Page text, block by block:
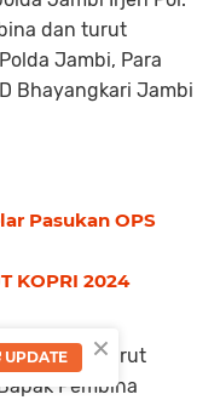
dan turut
Jambi, Para
Bhayangkari Jambi
Pasukan OPS
KOPRI 2024
Jambi turut
Pembina
×
UPDATE